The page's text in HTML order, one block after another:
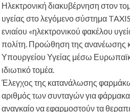
Ηλεκτρονική διακυβέρνηση στον
υγείας στο λεγόμενο σύστημα
ενιαίου «ηλεκτρονικού φακέλου
πολίτη. Προώθηση της ανανέωσης
Υπουργείου Υγείας μέσω
ιδιωτικό τομέα.
Έλεγχος της κατανάλωσης
αριθμός των συνταγών για
αναγκαίο να εφαρμοστούν τα